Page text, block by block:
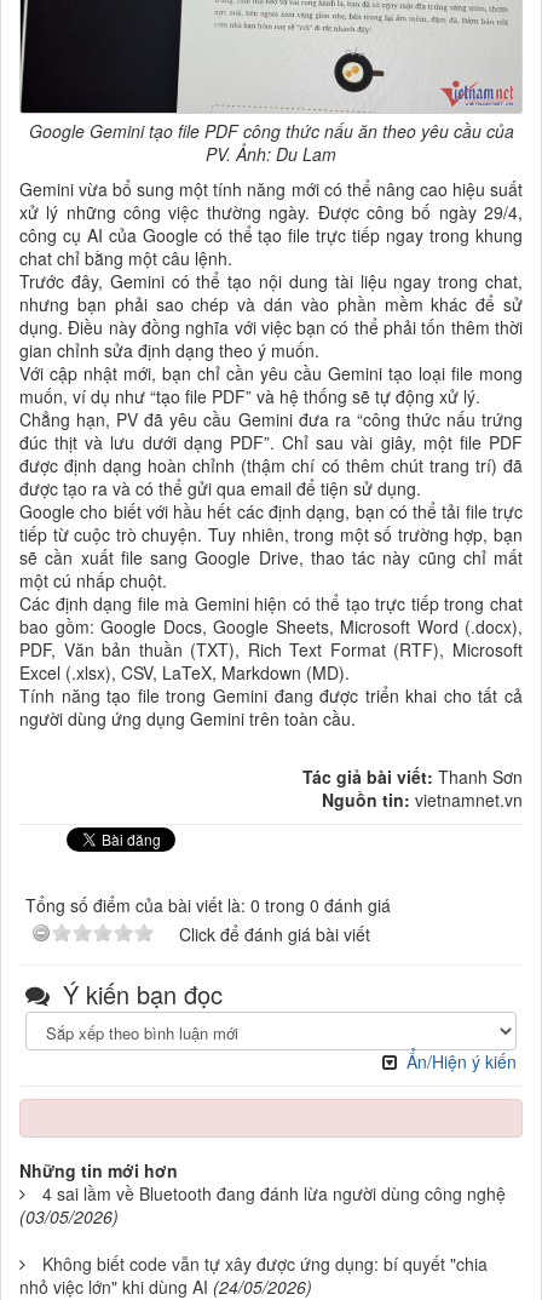
Google Gemini tạo file PDF công thức nấu ăn theo yêu cầu của
PV. Ảnh: Du Lam
Gemini vừa bổ sung một tính năng mới có thể nâng cao hiệu suất
xử lý những công việc thường ngày. Được công bố ngày 29/4,
công cụ AI của Google có thể tạo file trực tiếp ngay trong khung
chat chỉ bằng một câu lệnh.
Trước đây, Gemini có thể tạo nội dung tài liệu ngay trong chat,
nhưng bạn phải sao chép và dán vào phần mềm khác để sử
dụng. Điều này đồng nghĩa với việc bạn có thể phải tốn thêm thời
gian chỉnh sửa định dạng theo ý muốn.
Với cập nhật mới, bạn chỉ cần yêu cầu Gemini tạo loại file mong
muốn, ví dụ như “tạo file PDF” và hệ thống sẽ tự động xử lý.
Chẳng hạn, PV đã yêu cầu Gemini đưa ra “công thức nấu trứng
đúc thịt và lưu dưới dạng PDF”. Chỉ sau vài giây, một file PDF
được định dạng hoàn chỉnh (thậm chí có thêm chút trang trí) đã
được tạo ra và có thể gửi qua email để tiện sử dụng.
Google cho biết với hầu hết các định dạng, bạn có thể tải file trực
tiếp từ cuộc trò chuyện. Tuy nhiên, trong một số trường hợp, bạn
sẽ cần xuất file sang Google Drive, thao tác này cũng chỉ mất
một cú nhấp chuột.
Các định dạng file mà Gemini hiện có thể tạo trực tiếp trong chat
bao gồm: Google Docs, Google Sheets, Microsoft Word (.docx),
PDF, Văn bản thuần (TXT), Rich Text Format (RTF), Microsoft
Excel (.xlsx), CSV, LaTeX, Markdown (MD).
Tính năng tạo file trong Gemini đang được triển khai cho tất cả
người dùng ứng dụng Gemini trên toàn cầu.
Tác giả bài viết: Thanh Sơn
Nguồn tin: vietnamnet.vn
Tổng số điểm của bài viết là: 0 trong 0 đánh giá
Click để đánh giá bài viết
Ý kiến bạn đọc
Ẩn/Hiện ý kiến
Những tin mới hơn
4 sai lầm về Bluetooth đang đánh lừa người dùng công nghệ
(03/05/2026)
Không biết code vẫn tự xây được ứng dụng: bí quyết "chia
nhỏ việc lớn" khi dùng AI (24/05/2026)